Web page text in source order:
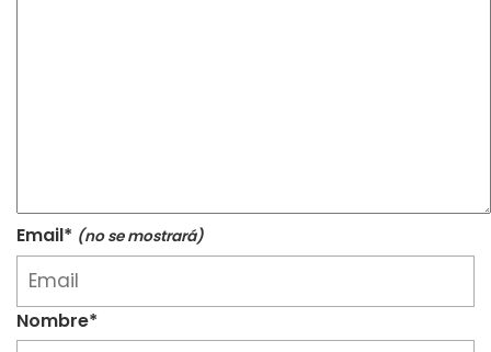
Email* (no se mostrará)
Nombre*